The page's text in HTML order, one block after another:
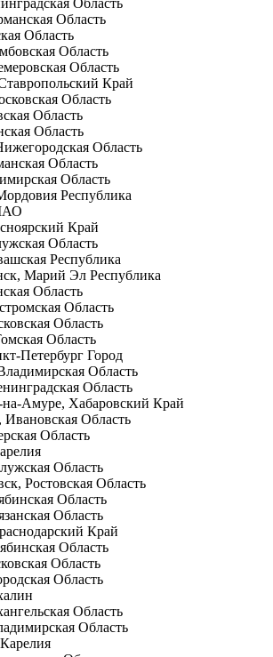
Область
Область
Область
Область
Область
Край
Область
Область
Область
Область
Область
Область
Республика
Край
Область
Республика
Марий Эл Республика
Область
Область
Область
Область
Петербург Город
Область
Область
Амуре, Хабаровский Край
Область
Область
Область
Ростовская Область
Область
Область
Край
Область
Область
Область
Область
Область